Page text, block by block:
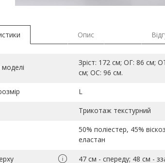
Опис
Зріст: 172 см; ОГ: 86 см;
см; ОС: 96 см.
L
Трикотаж текстурний
50% поліестер, 45%
еластан
47 см - спереду; 48 см -